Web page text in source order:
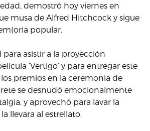
demostró hoy viernes en
musa de Alfred Hitchcock y sigue
popular.
para asistir a la proyección
‘Vertigo’ y para entregar este
premios en la ceremonia de
se desnudó emocionalmente
y aprovechó para lavar la
llevara al estrellato.